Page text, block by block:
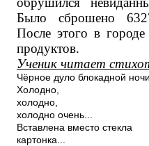
Было сброшено
После этого в городе
продуктов.
Ученик читает
Чёрное дуло блокадной
Холодно,
холодно,
холодно очень...
Вставлена вместо стекла
картонка...